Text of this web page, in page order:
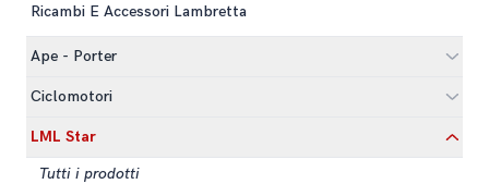
Ricambi E Accessori Lambretta
Ape - Porter
Ciclomotori
LML Star
Tutti i prodotti